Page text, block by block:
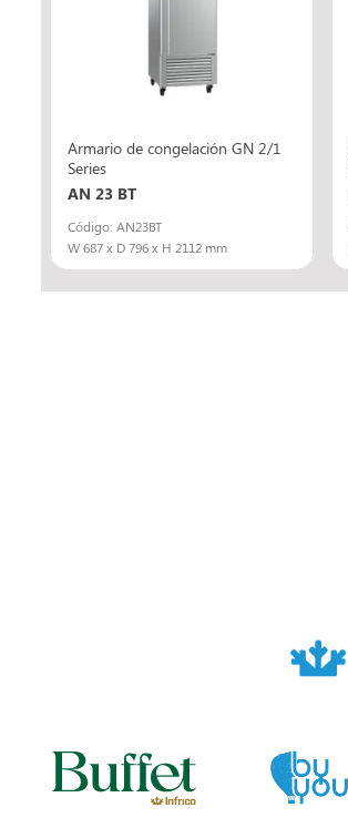
Armario de congelación GN 2/1
Series
AN 23 BT
Código: AN23BT
W 687 x D 796 x H 2112 mm